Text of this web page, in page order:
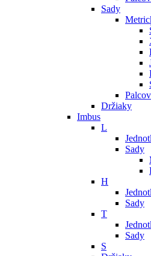
Sady
Držiaky
Imbus
L
Sady
H
Sady
T
Sady
S